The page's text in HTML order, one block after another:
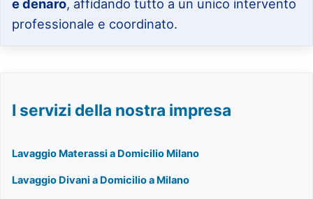
e denaro, affidando tutto a un unico intervento
professionale e coordinato.
I servizi della nostra impresa
Lavaggio Materassi a Domicilio Milano
Lavaggio Divani a Domicilio a Milano